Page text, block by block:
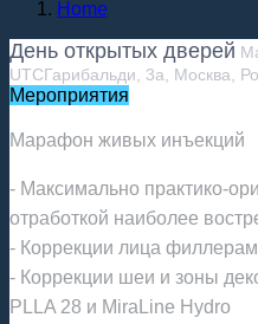
Home
День открытых дверей
UTCГарибальди, 3а, Москва,
Мероприятия
Марафон живых инъекций
- Максимально
отработкой наиболее
- Коррекции лица
- Коррекции шеи и зоны
PLLA 28 и MiraLine Hydro